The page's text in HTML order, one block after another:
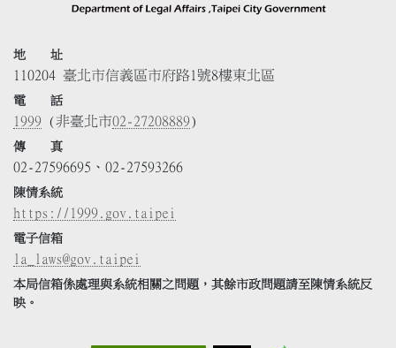
地 址
110204 臺北市信義區市府路1號8樓東北區
電 話
1999 (非臺北市02-27208889)
傳 真
02-27596695、02-27593266
陳情系統
https://1999.gov.taipei
電子信箱
la_laws@gov.taipei
本局信箱係處理與系統相關之問題，其餘市政問題請至陳情系統反
映。